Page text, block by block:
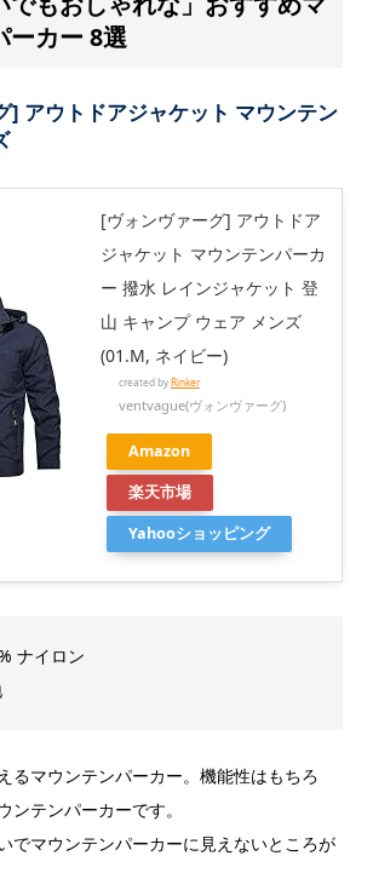
ーカー 8選
] アウトドアジャケット マウンテン
[ヴォンヴァーグ] アウトドア
ジャケット マウンテンパーカ
ー 撥水 レインジャケット 登
山 キャンプ ウェア メンズ
(01.M, ネイビー)
created byRinker
ventvague(ヴォンヴァーグ)
Amazon
楽天市場
Yahooショッピング
ナイロン
るマウンテンパーカー。機能性はもちろ
ンテンパーカーです。
でマウンテンパーカーに見えないところが